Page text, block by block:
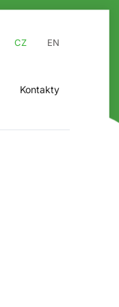
CZ EN
Kontakty